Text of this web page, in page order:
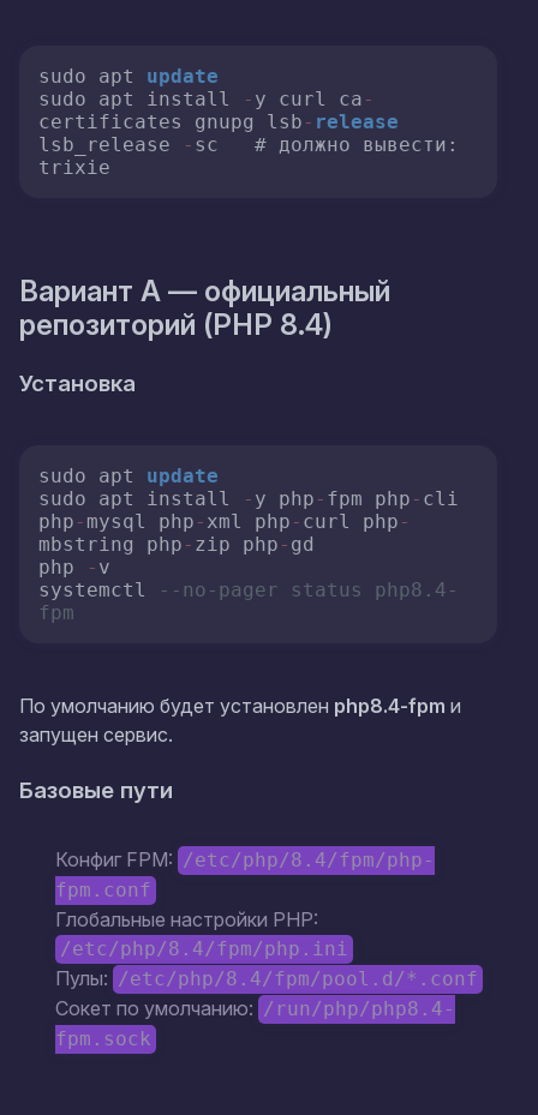
sudo apt update
sudo apt install
- y curl ca -
certificates gnupg lsb - release
lsb_release
- sc   # должно вывести:
Вариант A — официальный
репозиторий (PHP 8.4)
Установка
sudo apt update
sudo apt install
- y php - fpm php - cli
php - mysql php - xml php - curl php -
mbstring php - zip php - gd
php
- v
systemctl
--no-pager status php8.4-
fpm
По умолчанию будет установлен php8.4-fpm и
запущен сервис.
Базовые пути
Конфиг FPM: /etc/php/8.4/fpm/php-
fpm.conf
Глобальные настройки PHP:
/etc/php/8.4/fpm/php.ini
Пулы: /etc/php/8.4/fpm/pool.d/*.conf
Сокет по умолчанию: /run/php/php8.4-
fpm.sock